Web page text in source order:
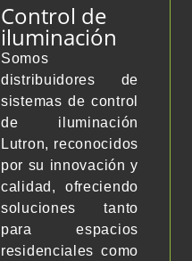
Control de
iluminación
Somos
distribuidores de
sistemas de control
de iluminación
Lutron, reconocidos
por su innovación y
calidad, ofreciendo
soluciones tanto
para espacios
residenciales como